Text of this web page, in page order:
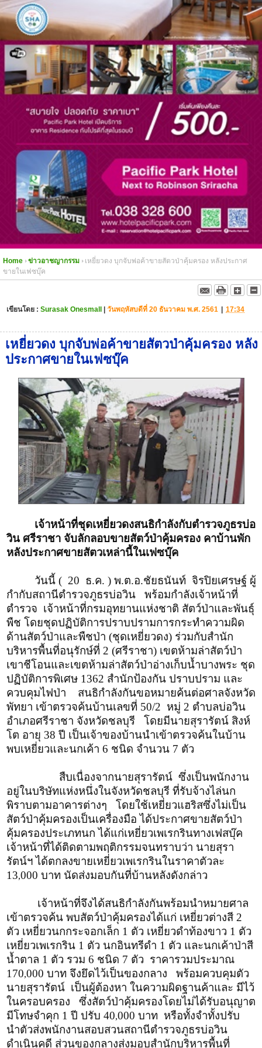
Home ข่าวอาชญากรรม
เหยี่ยวดง บุกจับพ่อค้าขายสัตวป่าคุ้มครอง หลังประกาศ
ขายในเฟซบุ๊ค
เขียนโดย : Surasak Onesmall | วันพฤหัสบดีที่ 20 ธันวาคม พ.ศ. 2561 | 17:34
เหยี่ยวดง บุกจับพ่อค้าขายสัตวป่าคุ้มครอง หลัง
ประกาศขายในเฟซบุ๊ค
เจ้าหน้าที่ชุดเหยี่ยวดงสนธิกำลังกับตำรวจภูธรบ่อ
วิน ศรีราชา จับลักลอบขายสัตว์ป่าคุ้มครอง คาบ้านพัก
หลังประกาศขายสัตวเหล่านี้ในเฟซบุ๊ค
วันนี้ ( 20 ธ.ค. ) พ.ต.อ.ชัยธนันท์ จิรปิยเศรษฐ์ ผู้
กำกับสถานีตำรวจภูธรบ่อวิน พร้อมกำลังเจ้าหน้าที่
ตำรวจ เจ้าหน้าที่กรมอุทยานแห่งชาติ สัตว์ป่าและพันธุ์
พืช โดยชุดปฏิบัติการปราบปรามการกระทำความผิด
ด้านสัตว์ป่าและพืชป่า (ชุดเหยี่ยวดง) ร่วมกับสำนัก
บริหารพื้นที่อนุรักษ์ที่ 2 (ศรีราชา) เขตห้ามล่าสัตว์ป่า
เขาชีโอนและเขตห้ามล่าสัตว์ป่าอ่างเก็บน้ำบางพระ ชุด
ปฏิบัติการพิเศษ 1362 สำนักป้องกัน ปราบปราม และ
ควบคุมไฟป่า สนธิกำลังกันขอหมายค้นต่อศาลจังหวัด
พัทยา เข้าตรวจค้นบ้านเลขที่ 50/2 หมู่ 2 ตำบลบ่อวิน
อำเภอศรีราชา จังหวัดชลบุรี โดยมีนายสุรารัตน์ สิงห์
โต อายุ 38 ปี เป็นเจ้าของบ้านนำเข้าตรวจค้นในบ้าน
พบเหยี่ยวและนกเค้า 6 ชนิด จำนวน 7 ตัว
สืบเนื่องจากนายสุรารัตน์ ซึ่งเป็นพนักงาน
อยู่ในบริษัทแห่งหนึ่งในจังหวัดชลบุรี ที่รับจ้างไล่นก
พิราบตามอาคารต่างๆ โดยใช้เหยี่ยวแฮริสซึ่งไม่เป็น
สัตว์ป่าคุ้มครองเป็นเครื่องมือ ได้ประกาศขายสัตว์ป่า
คุ้มครองประเภทนก ได้แก่เหยี่ยวเพเรกรินทางเฟสบุ๊ค
เจ้าหน้าที่ได้ติดตามพฤติกรรมจนทราบว่า นายสุรา
รัตน์ฯ ได้ตกลงขายเหยี่ยวเพเรกรินในราคาตัวละ
13,000 บาท นัดส่งมอบกันที่บ้านหลังดังกล่าว
เจ้าหน้าที่จึงได้สนธิกำลังกันพร้อมนำหมายศาล
เข้าตรวจค้น พบสัตว์ป่าคุ้มครองได้แก่ เหยี่ยวต่างสี 2
ตัว เหยี่ยวนกกระจอกเล็ก 1 ตัว เหยี่ยวดำท้องขาว 1 ตัว
เหยี่ยวเพเรกริน 1 ตัว นกอินทรีดำ 1 ตัว และนกเค้าป่าสี
น้ำตาล 1 ตัว รวม 6 ชนิด 7 ตัว ราคารวมประมาณ
170,000 บาท จึงยึดไว้เป็นของกลาง พร้อมควบคุมตัว
นายสุรารัตน์ เป็นผู้ต้องหา ในความผิดฐานค้าและ มีไว้
ในครอบครอง ซึ่งสัตว์ป่าคุ้มครองโดยไม่ได้รับอนุญาต
มีโทษจำคุก 1 ปี ปรับ 40,000 บาท หรือทั้งจำทั้งปรับ
นำตัวส่งพนักงานสอบสวนสถานีตำรวจภูธรบ่อวิน
ดำเนินคดี ส่วนของกลางส่งมอบสำนักบริหารพื้นที่